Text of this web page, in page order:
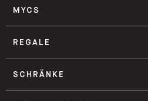
MYCS
REGALE
SCHRÄNKE